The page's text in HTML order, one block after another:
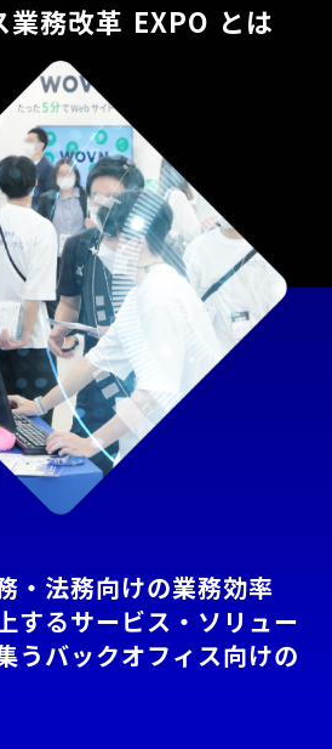
業務改革 EXPO とは
・法務向けの業務効率
するサービス・ソリュー
うバックオフィス向けの